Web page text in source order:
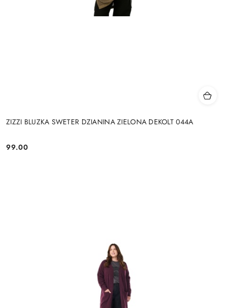
ZIZZI BLUZKA SWETER DZIANINA ZIELONA DEKOLT 044A
Cena:
99.00